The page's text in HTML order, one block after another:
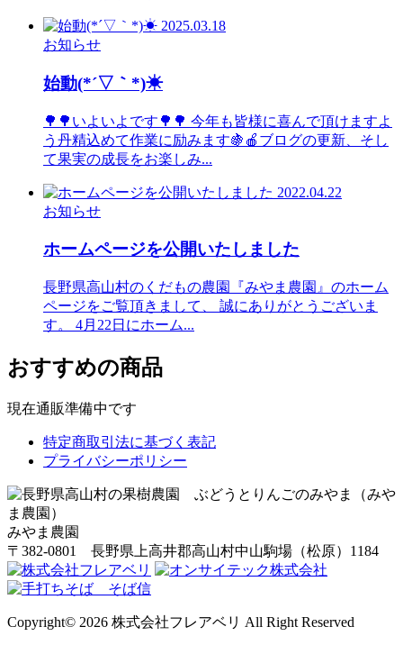
2025.03.18
お知らせ
始動(*´▽｀*)☀
🌳🌳いよいよです🌳🌳 今年も皆様に喜んで頂けますよ
う丹精込めて作業に励みます🍇🍎ブログの更新、そし
て果実の成長をお楽しみ...
2022.04.22
お知らせ
ホームページを公開いたしました
長野県高山村のくだもの農園『みやま農園』のホーム
ページをご覧頂きまして、 誠にありがとうございま
す。 4月22日にホーム...
おすすめの商品
現在通販準備中です
特定商取引法に基づく表記
プライバシーポリシー
みやま農園
〒382-0801 長野県上高井郡高山村中山駒場（松原）1184
Copyright© 2026 株式会社フレアベリ All Right Reserved